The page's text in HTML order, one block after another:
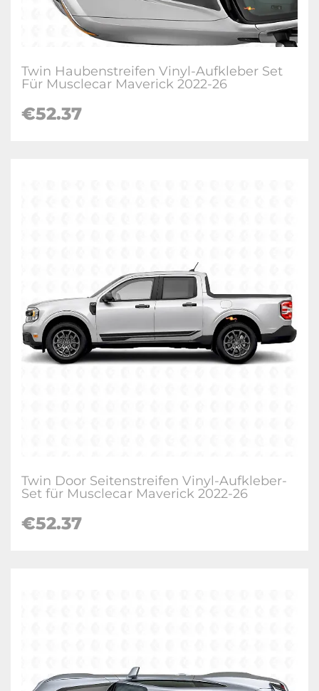
Twin Haubenstreifen Vinyl-Aufkleber Set
Für Musclecar Maverick 2022-26
€52.37
Twin Door Seitenstreifen Vinyl-Aufkleber-
Set für Musclecar Maverick 2022-26
€52.37